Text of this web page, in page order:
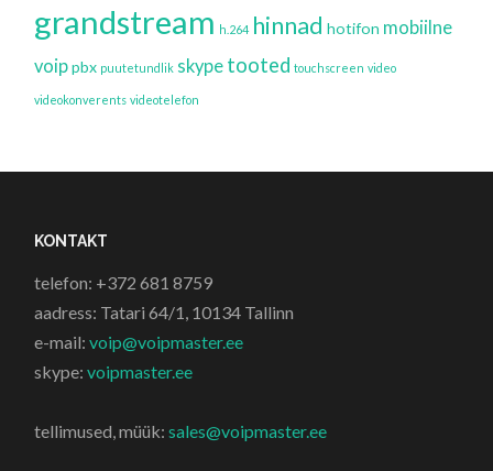
grandstream h.264 hinnad hotifon mobiilne
voippbx puutetundlik skype tooted touchscreen video
videokonverents videotelefon
KONTAKT
telefon: +372 681 8759
aadress: Tatari 64/1, 10134 Tallinn
e-mail:voip@voipmaster.ee
skype:voipmaster.ee
tellimused, müük:sales@voipmaster.ee